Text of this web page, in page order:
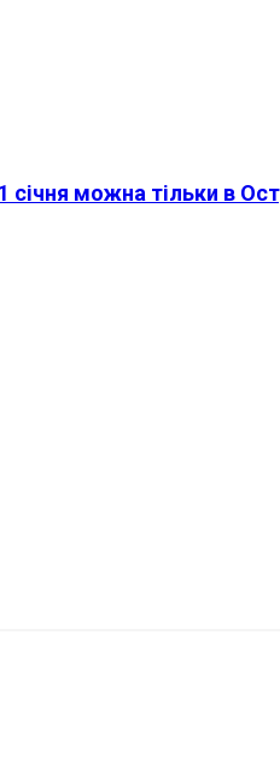
січня можна тільки в